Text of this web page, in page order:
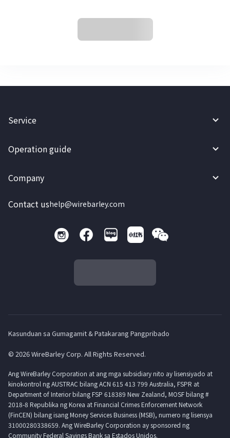
Service
Operation guide
Company
Contact ushelp@wirebarley.com
Kasunduan sa Gumagamit & Patakarang Pangpribado
© 2026 WireBarley Corp. All Rights Reserved.
Ang WireBarley Corporation at ang mga subsidiary nito ay lisensiyado at
kinokontrol ng AUSTRAC bilang ACN 615 413 799 Australia, FSPR at
Department of Interior bilang FSP 618389 New Zealand, MOSF bilang #
2018-8 Republika ng Korea at Financial Crimes Enforcement Network
(FinCEN) bilang isang Money Services Business (MSB), numero ng lisensya
31000280338659. Ang WireBarley Corporation ay sponsored ng
Community Federal Savings Bank sa Estados Unidos.